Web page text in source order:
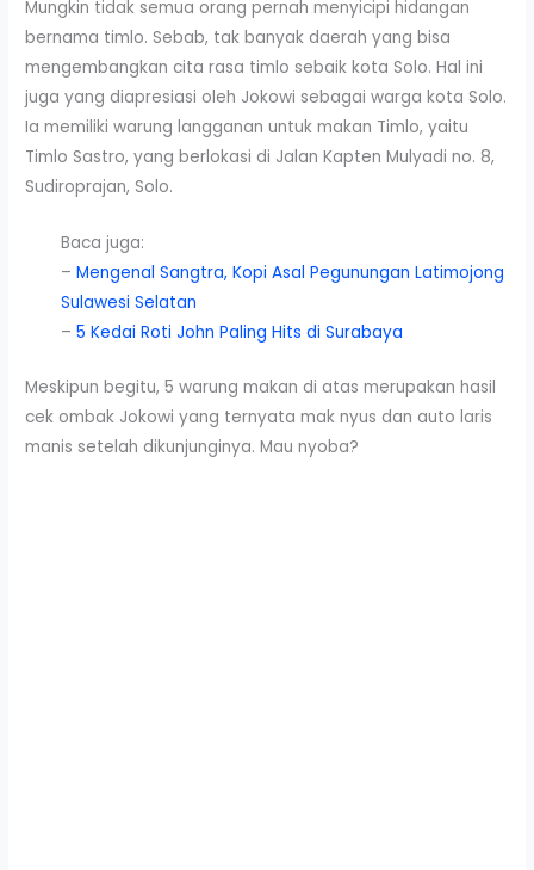
Mungkin tidak semua orang pernah menyicipi hidangan
bernama timlo. Sebab, tak banyak daerah yang bisa
mengembangkan cita rasa timlo sebaik kota Solo. Hal ini
juga yang diapresiasi oleh Jokowi sebagai warga kota Solo.
Ia memiliki warung langganan untuk makan Timlo, yaitu
Timlo Sastro, yang berlokasi di Jalan Kapten Mulyadi no. 8,
Sudiroprajan, Solo.
Baca juga:
–Mengenal Sangtra, Kopi Asal Pegunungan Latimojong
Sulawesi Selatan
–5 Kedai Roti John Paling Hits di Surabaya
Meskipun begitu, 5 warung makan di atas merupakan hasil
cek ombak Jokowi yang ternyata mak nyus dan auto laris
manis setelah dikunjunginya. Mau nyoba?